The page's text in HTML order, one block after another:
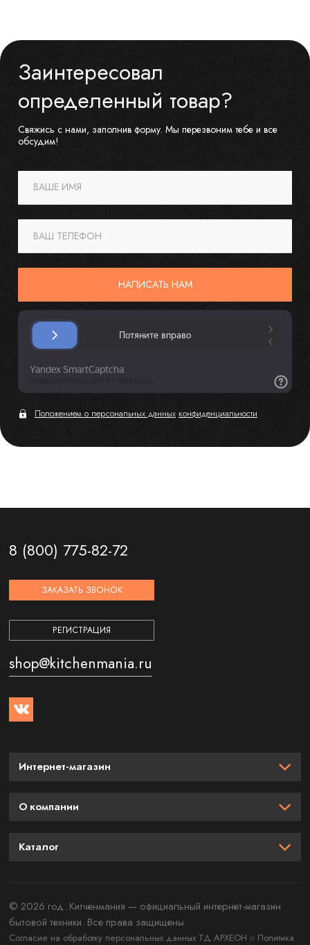
Заинтересовал
определенный товар?
Свяжись с нами, заполнив форму. Мы перезвоним тебе и все
обсудим!
ВАШЕ ИМЯ
ВАШ ТЕЛЕФОН
НАПИСАТЬ НАМ
Положением о персональных данных конфиденциальности
8 (800) 775-82-72
ЗАКАЗАТЬ ЗВОНОК
РЕГИСТРАЦИЯ
shop@kitchenmania.ru
Интернет-магазин
О компании
Каталог
© 2026 год. Китченмания — официальный интернет-магазин
бытовой техники. Все права защищены.
Согласие на обработку персональных данных ТД АРХЕОН и Политика